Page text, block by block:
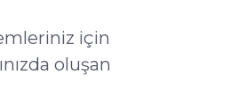
için
oluşan